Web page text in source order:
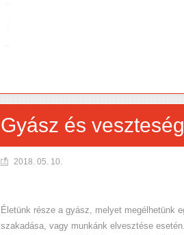
Gyász és
2018. 05. 10.
Életünk része a gyász, melyet megélhetünk
szakadása, vagy munkánk elvesztése